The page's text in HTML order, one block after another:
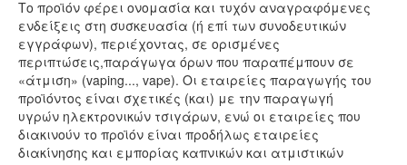
Το προϊόν φέρει ονομασία και τυχόν αναγραφόμενες
ενδείξεις στη συσκευασία (ή επί των συνοδευτικών
εγγράφων), περιέχοντας, σε ορισμένες
περιπτώσεις,παράγωγα όρων που παραπέμπουν σε
«άτμιση» (vaping..., vape). Οι εταιρείες παραγωγής του
προϊόντος είναι σχετικές (και) με την παραγωγή
υγρών ηλεκτρονικών τσιγάρων, ενώ οι εταιρείες που
διακινούν το προϊόν είναι προδήλως εταιρείες
διακίνησης και εμπορίας καπνικών και ατμιστικών